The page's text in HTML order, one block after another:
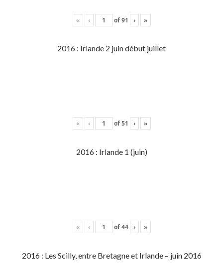
« ‹ of91 › »
2016 : Irlande 2 juin début juillet
« ‹ of51 › »
2016 : Irlande 1 (juin)
« ‹ of44 › »
2016 : Les Scilly, entre Bretagne et Irlande – juin 2016